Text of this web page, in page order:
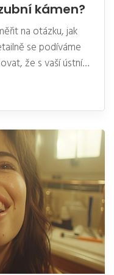
kámen?
na otázku, jak
se podíváme
že s vaší ústní
představíme
tohoto problému.
být pro vás
zdravý úsměv.